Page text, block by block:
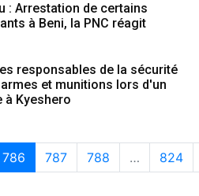
: Arrestation de certains
à Beni, la PNC réagit
responsables de la sécurité
et munitions lors d'un
à Kyeshero
786 787 788 … 824